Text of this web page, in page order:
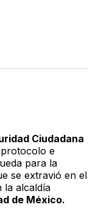
Ciudadana
e
para la
se extravió en el
la alcaldía
de México.